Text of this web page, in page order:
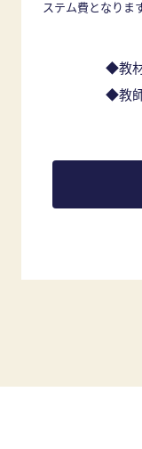
ステム費となりま
◆教
◆教